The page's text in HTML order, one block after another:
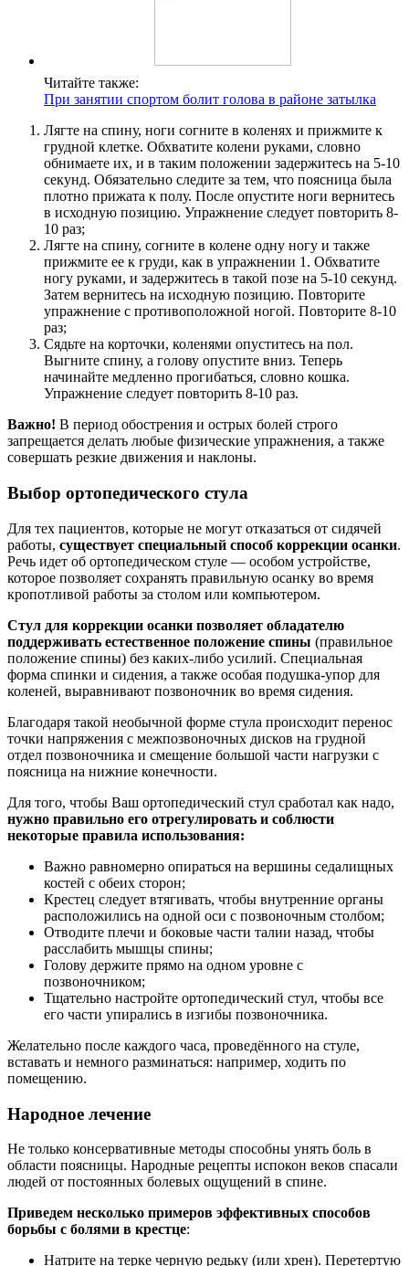
Читайте также:
При занятии спортом болит голова в районе затылка
Лягте на спину, ноги согните в коленях и прижмите к
грудной клетке. Обхватите колени руками, словно
обнимаете их, и в таким положении задержитесь на 5-10
секунд. Обязательно следите за тем, что поясница была
плотно прижата к полу. После опустите ноги вернитесь
в исходную позицию. Упражнение следует повторить 8-
10 раз;
Лягте на спину, согните в колене одну ногу и также
прижмите ее к груди, как в упражнении 1. Обхватите
ногу руками, и задержитесь в такой позе на 5-10 секунд.
Затем вернитесь на исходную позицию. Повторите
упражнение с противоположной ногой. Повторите 8-10
раз;
Сядьте на корточки, коленями опуститесь на пол.
Выгните спину, а голову опустите вниз. Теперь
начинайте медленно прогибаться, словно кошка.
Упражнение следует повторить 8-10 раз.
Важно! В период обострения и острых болей строго
запрещается делать любые физические упражнения, а также
совершать резкие движения и наклоны.
Выбор ортопедического стула
Для тех пациентов, которые не могут отказаться от сидячей
работы, существует специальный способ коррекции осанки.
Речь идет об ортопедическом стуле — особом устройстве,
которое позволяет сохранять правильную осанку во время
кропотливой работы за столом или компьютером.
Стул для коррекции осанки позволяет обладателю
поддерживать естественное положение спины (правильное
положение спины) без каких-либо усилий. Специальная
форма спинки и сидения, а также особая подушка-упор для
коленей, выравнивают позвоночник во время сидения.
Благодаря такой необычной форме стула происходит перенос
точки напряжения с межпозвоночных дисков на грудной
отдел позвоночника и смещение большой части нагрузки с
поясница на нижние конечности.
Для того, чтобы Ваш ортопедический стул сработал как надо,
нужно правильно его отрегулировать и соблюсти
некоторые правила использования:
Важно равномерно опираться на вершины седалищных
костей с обеих сторон;
Крестец следует втягивать, чтобы внутренние органы
расположились на одной оси с позвоночным столбом;
Отводите плечи и боковые части талии назад, чтобы
расслабить мышцы спины;
Голову держите прямо на одном уровне с
позвоночником;
Тщательно настройте ортопедический стул, чтобы все
его части упирались в изгибы позвоночника.
Желательно после каждого часа, проведённого на стуле,
вставать и немного разминаться: например, ходить по
помещению.
Народное лечение
Не только консервативные методы способны унять боль в
области поясницы. Народные рецепты испокон веков спасали
людей от постоянных болевых ощущений в спине.
Приведем несколько примеров эффективных способов
борьбы с болями в крестце:
Натрите на терке черную редьку (или хрен). Перетертую